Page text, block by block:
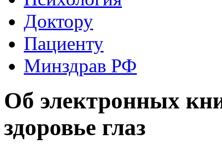
Доктору
Пациенту
Минздрав РФ
Об электронных
здоровье глаз